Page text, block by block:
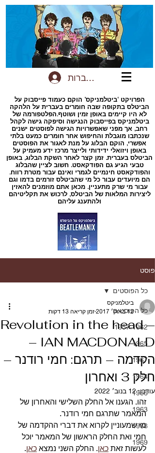
להתחברות
הפרויקט ‘ביטלמניקס’ הוקם כעמוד פייסבוק על
הביטלס בתקופה שבה חומרים בעברית על הלהקה
לא היו קיימים באופן זמין ושוטף.הפלטפורמה של
ביטלמניקס בפייסבוק הנגישה וסיפקה גישה לקהל
רחב, אך מפני שאפשרויות הגישה לפוסטים ישנים
שנכתבו מוגבלת והחיפוש אחר חומרים כמעט בלתי
אפשרי, הוקם הבלוג על מנת לאגור את הפוסטים
באופן ויזואלי ידידותי ולייצר מרכז ידע מעמיק על
הביטלס בעברית. זמן קצר לאחר השקת הבלוג, באופן
טבעי הגיע גם הפודקאסט. חשוב לציין שהבלוג
והפודקאסט חינמיים לגמרי ואינם עבור מטרת רווח.
הם מיועדים עבור כל מי שהביטלס זורמים בדמו וגם
עבור מי שרק מתעניין. מכאן אתם מוזמנים להאזין
ליצירות המלאות של הביטלס, לרכוש את תקליטיהם
ולהתענג עליהם
פוסט
כל הפוסטים
1957-1962
1965
1967
1964
1966
1963
1968
1969
כל הפוסטים
Revolution in the head –
IAN MACDONALD –
הקדמה – תרגם: חמי רודנר –
חלק 3 ואחרון
ביטלמניקס
12 באוק׳ 2017
זמן קריאה 13 דקות
עודכן:12 בנוב׳ 2022
זהו. הגענו אל החלק השלישי והאחרון של
המאמר שתרגם חמי רודנר.
מי שמעוניין לקרוא את דברי ההקדמה של
חמי ואת החלק הראשון של המאמר יוכל
לעשות זאת כאן. החלק השני נמצא כאן.